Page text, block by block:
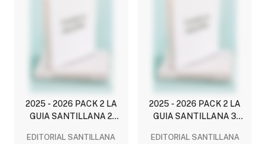
2025 - 2026 PACK 2 LA
GUIA SANTILLANA 2
(INCLUYE ESCENARIOS,
EDITORIAL SANTILLANA
2025 - 2026 PACK 2 LA
GUIA SANTILLANA 3
(INCLUYE ESCENARIOS,
EDITORIAL SANTILLANA